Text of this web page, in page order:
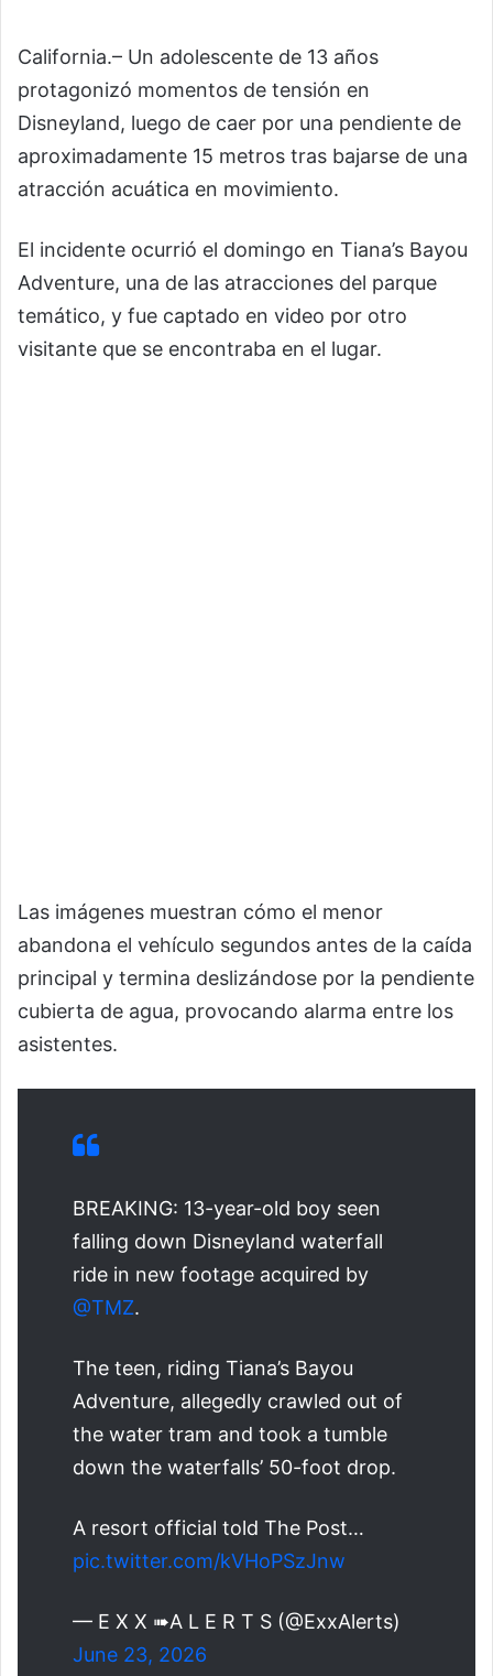
California.– Un adolescente de 13 años
protagonizó momentos de tensión en
Disneyland, luego de caer por una pendiente de
aproximadamente 15 metros tras bajarse de una
atracción acuática en movimiento.
El incidente ocurrió el domingo en Tiana’s Bayou
Adventure, una de las atracciones del parque
temático, y fue captado en video por otro
visitante que se encontraba en el lugar.
Las imágenes muestran cómo el menor
abandona el vehículo segundos antes de la caída
principal y termina deslizándose por la pendiente
cubierta de agua, provocando alarma entre los
asistentes.
BREAKING: 13-year-old boy seen
falling down Disneyland waterfall
ride in new footage acquired by
@TMZ.
The teen, riding Tiana’s Bayou
Adventure, allegedly crawled out of
the water tram and took a tumble
down the waterfalls’ 50-foot drop.
A resort official told The Post…
pic.twitter.com/kVHoPSzJnw
— E X X ➠A L E R T S (@ExxAlerts)
June 23, 2026